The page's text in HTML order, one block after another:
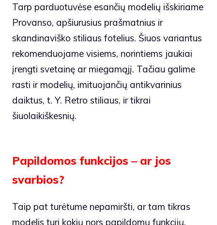
Tarp parduotuvėse esančių modelių išskiriame
Provanso, apšiurusius prašmatnius ir
skandinaviško stiliaus fotelius. Šiuos variantus
rekomenduojame visiems, norintiems jaukiai
įrengti svetainę ar miegamąjį. Tačiau galime
rasti ir modelių, imituojančių antikvarinius
daiktus, t. Y. Retro stiliaus, ir tikrai
šiuolaikiškesnių.
Papildomos funkcijos – ar jos
svarbios?
Taip pat turėtume nepamiršti, ar tam tikras
modelis turi kokių nors papildomų funkcijų.